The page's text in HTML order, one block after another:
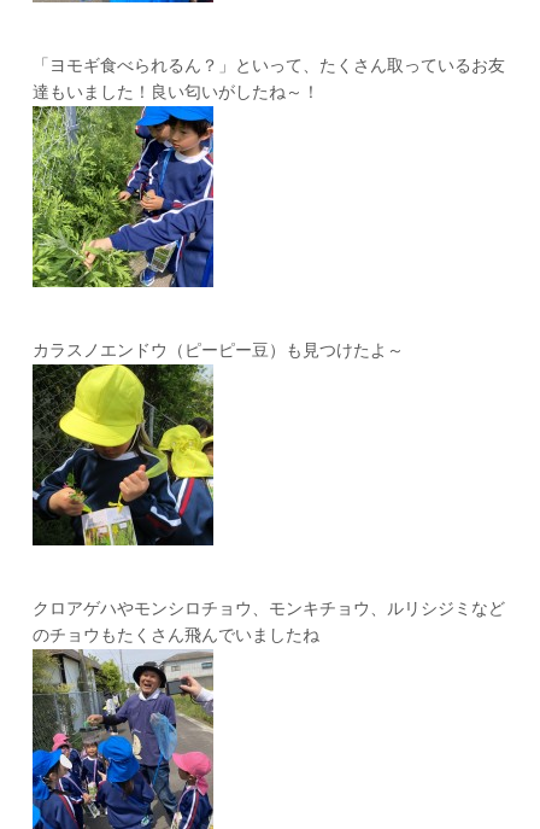
「ヨモギ食べられるん？」といって、たくさん取っているお友
達もいました！良い匂いがしたね～！
カラスノエンドウ（ピーピー豆）も見つけたよ～
クロアゲハやモンシロチョウ、モンキチョウ、ルリシジミなど
のチョウもたくさん飛んでいましたね